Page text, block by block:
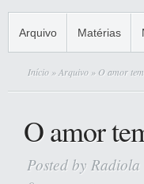
Arquivo Matérias
Início »Arquivo » O amor
O amor
Posted by